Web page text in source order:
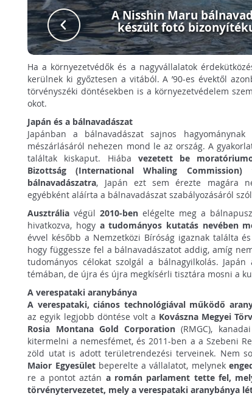
A Nisshin Maru
készült fotó
Ha a környezetvédők és a nagyvállalatok
kerülnek ki győztesen a vitából. A ’90-es évektől
törvényszéki döntésekben is a környezetvédelem
okot.
Japán és a bálnavadászat
Japánban a bálnavadászat sajnos
mészárlásáról nehezen mond le az ország. A
találtak kiskaput. Hiába vezetett be
Bizottság (International Whaling
bálnavadászatra, Japán ezt sem érezte magára
egyébként aláírta a bálnavadászat szabályozásáról
Ausztrália végül 2010-ben elégelte meg a
hivatkozva, hogy a tudományos kutatás nevében
évvel később a Nemzetközi Bíróság igaznak találta
hogy függessze fel a bálnavadászatot addig, amíg
tudományos célokat szolgál a bálnagyilkolás.
témában, de újra és újra megkísérli tisztára mosni a
A verespataki aranybánya
A verespataki, ciános technológiával működő
az egyik legjobb döntése volt a Kovászna Megyei
Rosia Montana Gold Corporation (RMGC),
kitermelni a nemesfémet, és 2011-ben a a Szebeni
zöld utat is adott területrendezési terveinek. Nem
Maior Egyesületbeperelte a vállalatot, melynek
re a pontot aztán a román parlament tette fel,
törvénytervezetet, mely a verespataki aranybánya